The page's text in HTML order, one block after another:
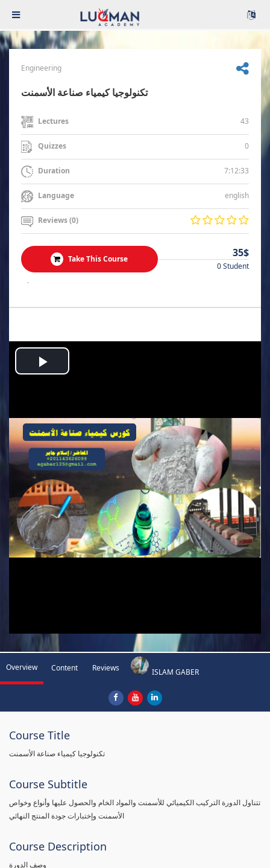
Engineering
تكنولوجيا كيمياء صناعة الأسمنت
Lectures 43
Quizzes 0
Duration 7:12:33
Language english
Reviews (0)
Take This Course 35$
0 Student
.
Play
Overview Content Reviews ISLAM GABER
Course Title
تكنولوجيا كيمياء صناعة الأسمنت
Course Subtitle
تتناول الدورة التركيب الكيميائي للأسمنت والمواد الخام والحصول عليها وأنواع وخواص
الأسمنت وإختبارات جودة المنتج النهائي
Course Description
وصف الدورة